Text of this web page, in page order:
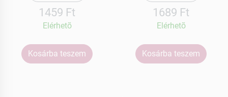
1459 Ft
Elérhetõ
Kosárba teszem
1689 Ft
Elérhetõ
Kosárba teszem